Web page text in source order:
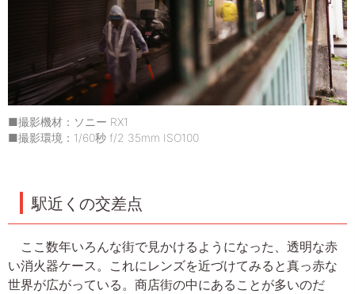
■撮影機材：ソニー RX1
■撮影環境：1/60秒 f/2 35mm ISO100
駅近くの交差点
ここ数年いろんな街で見かけるようになった、透明な赤
い消火器ケース。これにレンズを近づけてみると真っ赤な
世界が広がっている。商店街の中にあることが多いのだ